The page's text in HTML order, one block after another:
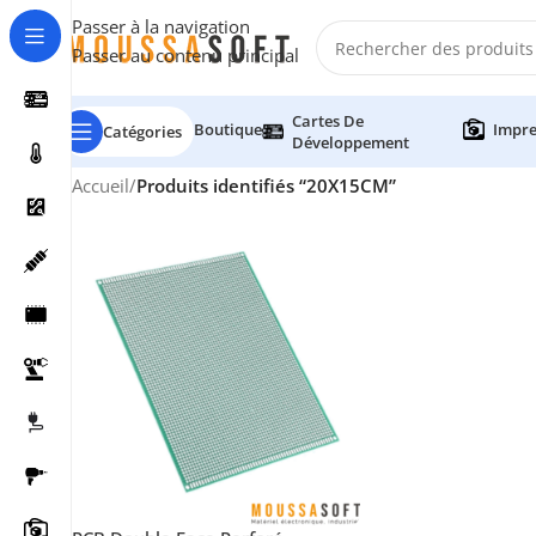
Passer à la navigation
Passer au contenu principal
Catégories Boutique
Cartes De
Développement
Accueil/Produits identifiés “20X15CM”